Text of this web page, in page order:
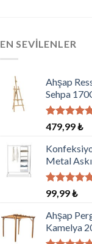
EN SEVILENLER
Ahşap
Sehpa
5 üzerinden
5.00oy
aldı
479,99₺
Metal
5 üzerinden
5.00
aldı
99,99₺
Ahşap
Kamelya